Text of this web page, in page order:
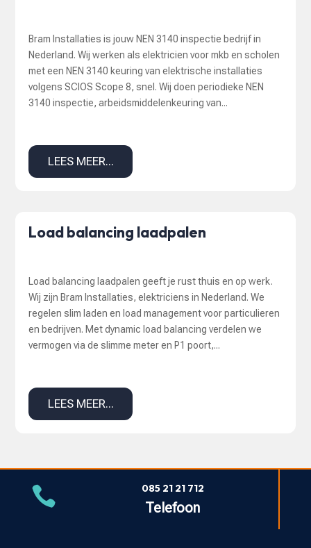
Bram Installaties is jouw NEN 3140 inspectie bedrijf in
Nederland. Wij werken als elektricien voor mkb en scholen
met een NEN 3140 keuring van elektrische installaties
volgens SCIOS Scope 8, snel. Wij doen periodieke NEN
3140 inspectie, arbeidsmiddelenkeuring van...
LEES MEER...
Load balancing laadpalen
Load balancing laadpalen geeft je rust thuis en op werk.
Wij zijn Bram Installaties, elektriciens in Nederland. We
regelen slim laden en load management voor particulieren
en bedrijven. Met dynamic load balancing verdelen we
vermogen via de slimme meter en P1 poort,...
LEES MEER...
 085 21 21 712
Telefoon